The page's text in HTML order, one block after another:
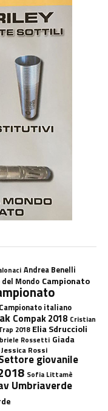
Andrea Benelli
Mondo Campionato
Campionato italiano
Compak 2018 Cristian
2018 Elia Sdruccioli
Rossetti Giada
Jessica Rossi
giovanile
Sofia Littamè
Umbriaverde